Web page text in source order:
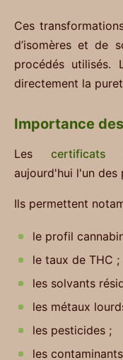
Ces
d’isomères et de
procédés utilisés.
directement la
Importance
Les certificats
aujourd'hui l'un
Ils permettent
le profil
le taux de THC ;
les solvants
les métaux
les pesticides ;
les